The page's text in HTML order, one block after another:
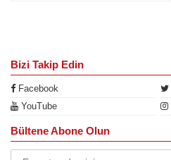
Bizi Takip Edin
Facebook
YouTube
Bültene Abone Olun